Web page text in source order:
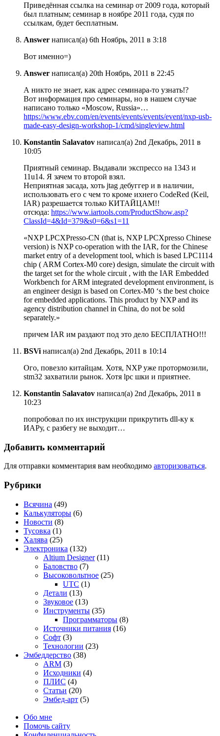
Приведённая ссылка на семинар от 2009 года, который
был платным; семинар в ноябре 2011 года, судя по
ссылкам, будет бесплатным.
Answer написал(а) 6th Ноябрь, 2011 в 3:18
Вот именно=)
Answer написал(а) 20th Ноябрь, 2011 в 22:45
А никто не знает, как адрес семинара-то узнать!?
Вот информация про семинары, но в нашем случае
написано только «Moscow, Russia»…
https://www.ebv.com/en/events/events/events/event/nxp-usb-
made-easy-design-workshop-1/cmd/singleview.html
Konstantin Salavatov написал(а) 2nd Декабрь, 2011 в
10:05
Приятный семинар. Выдавали экспрессо на 1343 и
11u14. Я зачем то второй взял.
Неприятная засада, хоть jtag дебуггер и в наличии,
использовать его с чем то кроме ихнего CodeRed (Keil,
IAR) разрешается только КИТАЙЦАМ!!
отсюда: https://www.iartools.com/ProductShow.asp?
ClassId=4&Id=379&s0=6&s1=11
«NXP LPCXPresso-CN (that is, NXP LPCXpresso Chinese
version) is NXP co-operation with the IAR, for the Chinese
market entry of a development tool, which is based LPC1114
chip ( ARM Cortex-M0 core) design, simulate the circuit with
the target set for the whole circuit , with the IAR Embedded
Workbench for ARM integrated development environment, is
an engineer design is based on Cortex-M0 ‘s the best choice
for embedded applications. This product by NXP and its
agency distribution channel in China, do not be sold
separately.»
причем IAR им раздают под это дело БЕСПЛАТНО!!!
BSVi написал(а) 2nd Декабрь, 2011 в 10:14
Ого, повезло китайцам. Хотя, NXP уже протормозили,
stm32 захватили рынок. Хотя lpc шки и приятнее.
Konstantin Salavatov написал(а) 2nd Декабрь, 2011 в
10:23
попробовал по их инструкции прикрутить dll-ку к
ИАРу, с разбегу не выходит…
Добавить комментарий
Для отправки комментария вам необходимо авторизоваться.
Рубрики
Всячина (49)
Калькуляторы (6)
Новости (8)
Тусовка (1)
Халява (25)
Электроника (132)
Altium Designer(11)
Баловство (7)
Высоковольтное (25)
UTC (1)
Детали (13)
Звуковое (13)
Инструменты (35)
Программаторы (8)
Источники питания (16)
Софт (3)
Технологии (23)
Эмбеддерство (38)
ARM (3)
Исходники (4)
ПЛИС (4)
Статьи (20)
Эмбед-арт (5)
Обо мне
Помочь сайту